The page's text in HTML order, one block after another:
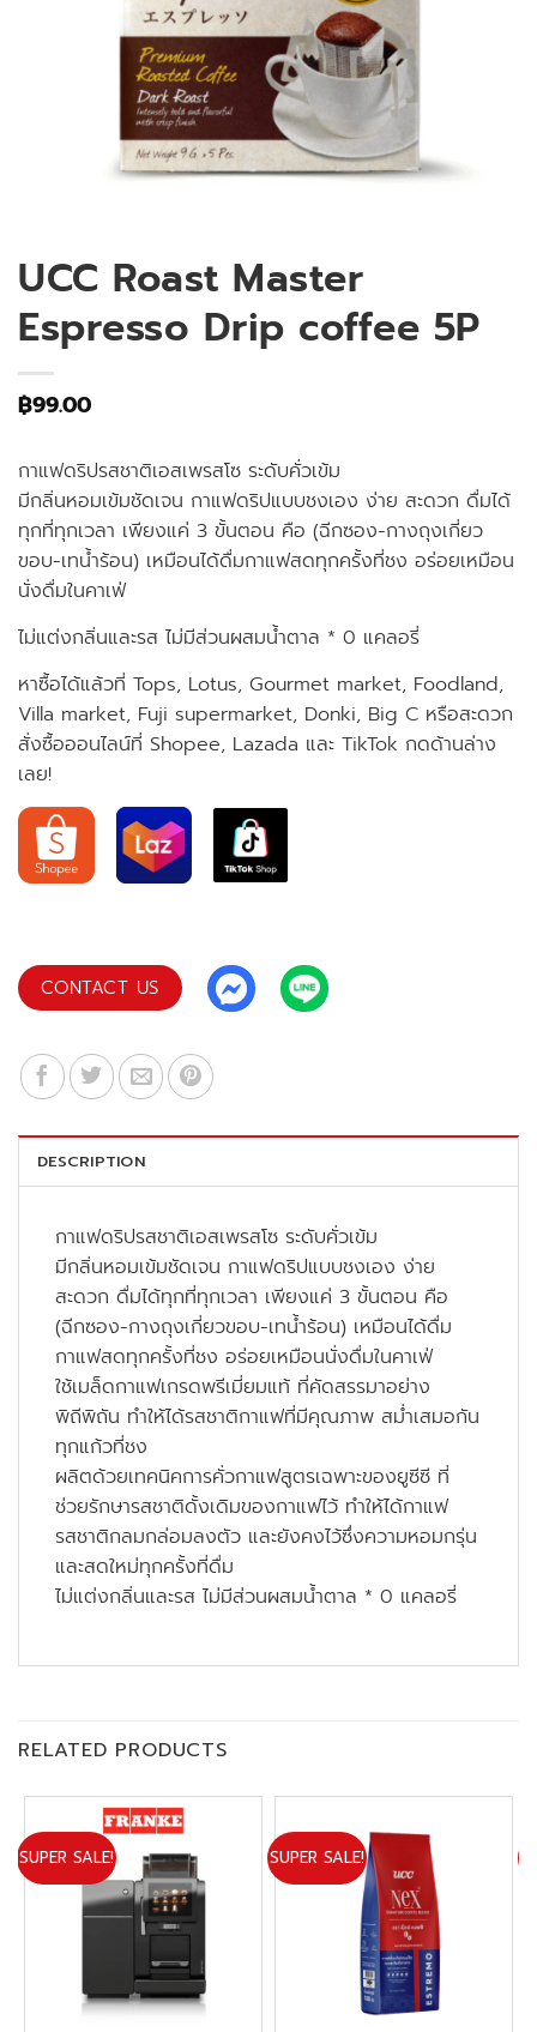
UCC Roast Master
Espresso Drip coffee 5P
฿99.00
กาแฟดริปรสชาติเอสเพรสโซ ระดับคั่วเข้ม
มีกลิ่นหอมเข้มชัดเจน กาแฟดริปแบบชงเอง ง่าย สะดวก ดื่มได้
ทุกที่ทุกเวลา เพียงแค่ 3 ขั้นตอน คือ (ฉีกซอง-กางถุงเกี่ยว
ขอบ-เทน้ำร้อน) เหมือนได้ดื่มกาแฟสดทุกครั้งที่ชง อร่อยเหมือน
นั่งดื่มในคาเฟ่
ไม่แต่งกลิ่นและรส ไม่มีส่วนผสมน้ำตาล * 0 แคลอรี่
หาซื้อได้แล้วที่ Tops, Lotus, Gourmet market, Foodland,
Villa market, Fuji supermarket, Donki, Big C หรือสะดวก
สั่งซื้อออนไลน์ที่ Shopee, Lazada และ TikTok กดด้านล่าง
เลย!
CONTACT US
DESCRIPTION
กาแฟดริปรสชาติเอสเพรสโซ ระดับคั่วเข้ม
มีกลิ่นหอมเข้มชัดเจน กาแฟดริปแบบชงเอง ง่าย
สะดวก ดื่มได้ทุกที่ทุกเวลา เพียงแค่ 3 ขั้นตอน คือ
(ฉีกซอง-กางถุงเกี่ยวขอบ-เทน้ำร้อน) เหมือนได้ดื่ม
กาแฟสดทุกครั้งที่ชง อร่อยเหมือนนั่งดื่มในคาเฟ่
ใช้เมล็ดกาแฟเกรดพรีเมี่ยมแท้ ที่คัดสรรมาอย่าง
พิถีพิถัน ทำให้ได้รสชาติกาแฟที่มีคุณภาพ สม่ำเสมอกัน
ทุกแก้วที่ชง
ผลิตด้วยเทคนิคการคั่วกาแฟสูตรเฉพาะของยูซีซี ที่
ช่วยรักษารสชาติดั้งเดิมของกาแฟไว้ ทำให้ได้กาแฟ
รสชาติกลมกล่อมลงตัว และยังคงไว้ซึ่งความหอมกรุ่น
และสดใหม่ทุกครั้งที่ดื่ม
ไม่แต่งกลิ่นและรส ไม่มีส่วนผสมน้ำตาล * 0 แคลอรี่
RELATED PRODUCTS
SUPER SALE! SUPER SALE!